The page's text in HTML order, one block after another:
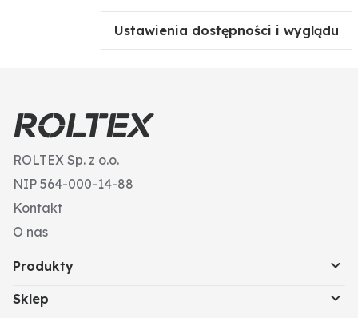
Ustawienia dostępności i wyglądu
ROLTEX Sp. z o.o.
NIP 564-000-14-88
Kontakt
O nas
Produkty
Sklep